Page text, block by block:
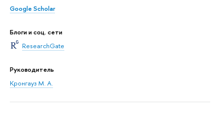
Google Scholar
Блоги и соц. сети
ResearchGate
Руководитель
Кронгауз М. А.